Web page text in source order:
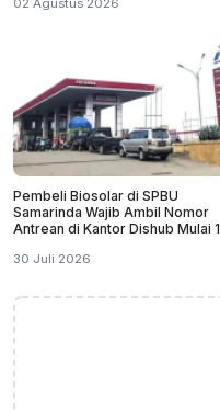
Pembeli Biosolar di SPBU
Samarinda Wajib Ambil Nomor
Antrean di Kantor Dishub Mulai 1
30 Juli 2026